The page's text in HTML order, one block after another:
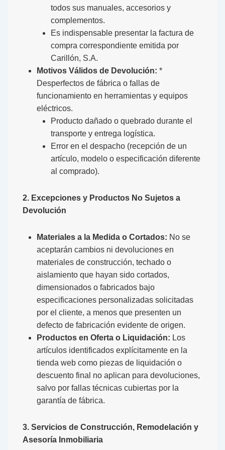
todos sus manuales, accesorios y
complementos.
Es indispensable presentar la factura de
compra correspondiente emitida por
Carillón, S.A.
Motivos Válidos de Devolución: *
Desperfectos de fábrica o fallas de
funcionamiento en herramientas y equipos
eléctricos.
Producto dañado o quebrado durante el
transporte y entrega logística.
Error en el despacho (recepción de un
artículo, modelo o especificación diferente
al comprado).
2. Excepciones y Productos No Sujetos a
Devolución
Materiales a la Medida o Cortados: No se
aceptarán cambios ni devoluciones en
materiales de construcción, techado o
aislamiento que hayan sido cortados,
dimensionados o fabricados bajo
especificaciones personalizadas solicitadas
por el cliente, a menos que presenten un
defecto de fabricación evidente de origen.
Productos en Oferta o Liquidación: Los
artículos identificados explícitamente en la
tienda web como piezas de liquidación o
descuento final no aplican para devoluciones,
salvo por fallas técnicas cubiertas por la
garantía de fábrica.
3. Servicios de Construcción, Remodelación y
Asesoría Inmobiliaria